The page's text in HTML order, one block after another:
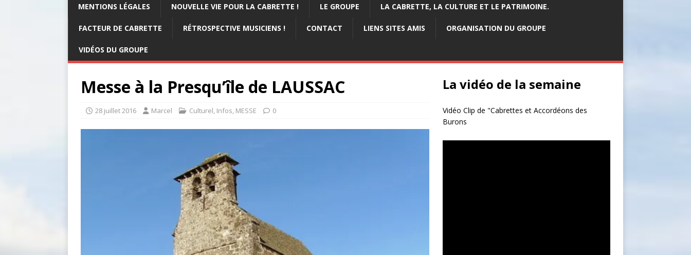
MENTIONS LÉGALES NOUVELLE VIE POUR LA CABRETTE ! LE GROUPE LA CABRETTE, LA CULTURE ET LE PATRIMOINE.
FACTEUR DE CABRETTE RÉTROSPECTIVE MUSICIENS ! CONTACT LIENS SITES AMIS ORGANISATION DU GROUPE
VIDÉOS DU GROUPE
Messe à la Presqu’île de LAUSSAC
28 juillet 2016 Marcel Culturel, Infos, MESSE 0
La vidéo de la semaine
Vidéo Clip de "Cabrettes et Accordéons des
Burons